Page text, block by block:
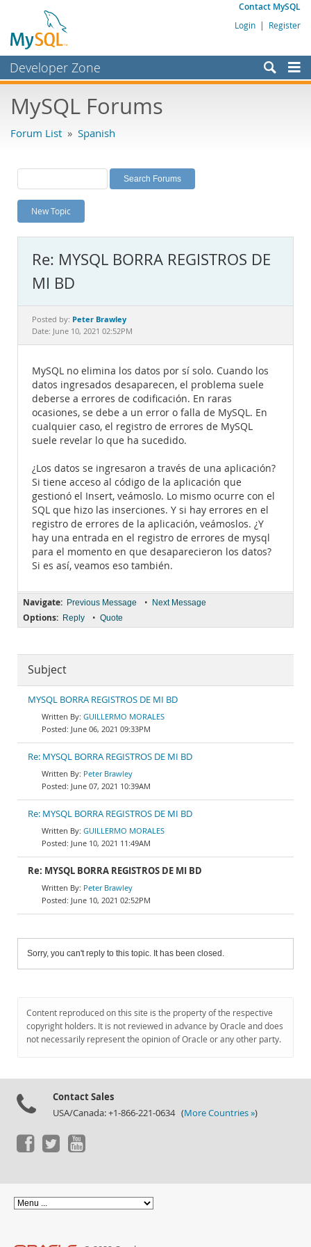
Contact MySQL
Login | Register
Developer Zone
Bugs
Labs
Planet MySQL
News and Events
MySQL.com
Downloads
Documentation
MySQL Forums
Forum List » Spanish
New Topic
Re: MYSQL BORRA REGISTROS DE
MI BD
Posted by: Peter Brawley
Date: June 10, 2021 02:52PM
MySQL no elimina los datos por sí solo. Cuando los
datos ingresados desaparecen, el problema suele
deberse a errores de codificación. En raras
ocasiones, se debe a un error o falla de MySQL. En
cualquier caso, el registro de errores de MySQL
suele revelar lo que ha sucedido.
¿Los datos se ingresaron a través de una aplicación?
Si tiene acceso al código de la aplicación que
gestionó el Insert, veámoslo. Lo mismo ocurre con el
SQL que hizo las inserciones. Y si hay errores en el
registro de errores de la aplicación, veámoslos. ¿Y
hay una entrada en el registro de errores de mysql
para el momento en que desaparecieron los datos?
Si es así, veamos eso también.
Navigate: Previous Message • Next Message
Options: Reply • Quote
Subject
MYSQL BORRA REGISTROS DE MI BD
GUILLERMO MORALES
June 06, 2021 09:33PM
Re: MYSQL BORRA REGISTROS DE MI BD
Peter Brawley
June 07, 2021 10:39AM
Re: MYSQL BORRA REGISTROS DE MI BD
GUILLERMO MORALES
June 10, 2021 11:49AM
Re: MYSQL BORRA REGISTROS DE MI BD
Peter Brawley
June 10, 2021 02:52PM
Sorry, you can't reply to this topic. It has been closed.
Content reproduced on this site is the property of the respective
copyright holders. It is not reviewed in advance by Oracle and does
not necessarily represent the opinion of Oracle or any other party.
Contact Sales
USA/Canada: +1-866-221-0634 (More Countries »)